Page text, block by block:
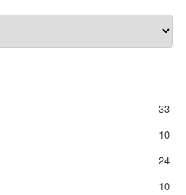
33
10
24
10